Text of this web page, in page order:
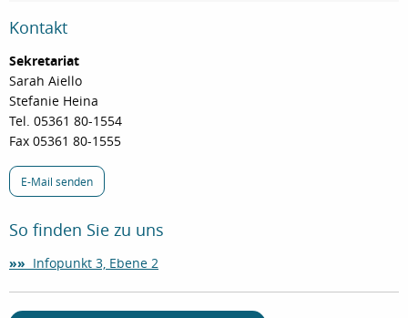
Kontakt
Sekretariat
Sarah Aiello
Stefanie Heina
Tel. 05361 80-1554
Fax 05361 80-1555
E-Mail senden
So finden Sie zu uns
»» Infopunkt 3, Ebene 2